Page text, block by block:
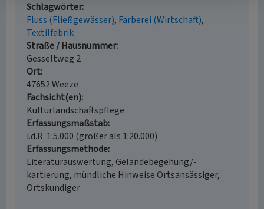
Schlagwörter
Fluss (Fließgewässer) Färberei (Wirtschaft)
Textilfabrik
Straße / Hausnummer
Gesseltweg 2
Ort
47652 Weeze
Fachsicht(en)
Kulturlandschaftspflege
Erfassungsmaßstab
i.d.R. 1:5.000 (größer als 1:20.000)
Erfassungsmethode
Literaturauswertung, Geländebegehung/-
kartierung, mündliche Hinweise Ortsansässiger,
Ortskundiger